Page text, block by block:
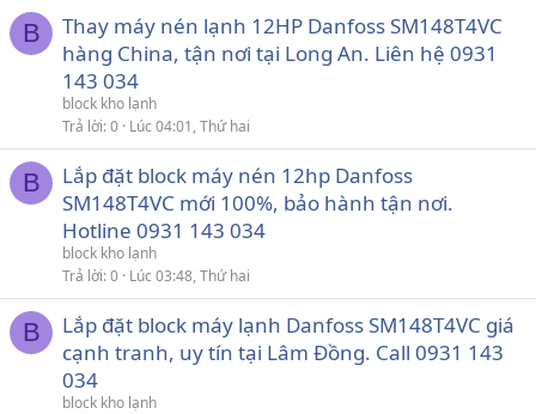
B
Thay máy nén lạnh 12HP Danfoss SM148T4VC
hàng China, tận nơi tại Long An. Liên hệ 0931
143 034
block kho lạnh
Trả lời 0 Lúc 04:01, Thứ hai
B
Lắp đặt block máy nén 12hp Danfoss
SM148T4VC mới 100%, bảo hành tận nơi.
Hotline 0931 143 034
block kho lạnh
Trả lời 0 Lúc 03:48, Thứ hai
B
Lắp đặt block máy lạnh Danfoss SM148T4VC giá
cạnh tranh, uy tín tại Lâm Đồng. Call 0931 143
034
block kho lạnh